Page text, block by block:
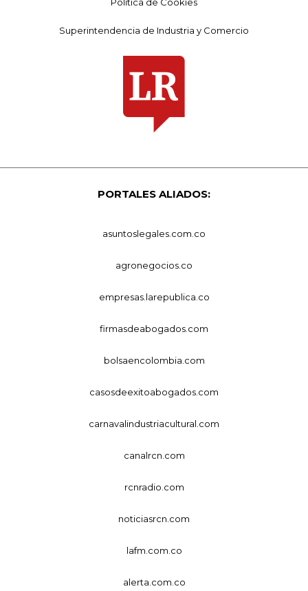
Superintendencia de Industria y Comercio
PORTALES ALIADOS:
asuntoslegales.com.co
agronegocios.co
empresas.larepublica.co
firmasdeabogados.com
bolsaencolombia.com
casosdeexitoabogados.com
carnavalindustriacultural.com
canalrcn.com
rcnradio.com
noticiasrcn.com
lafm.com.co
alerta.com.co